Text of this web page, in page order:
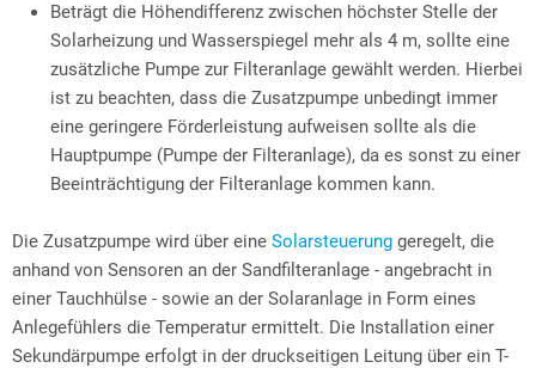
Beträgt die Höhendifferenz zwischen höchster Stelle der
Solarheizung und Wasserspiegel mehr als 4 m, sollte eine
zusätzliche Pumpe zur Filteranlage gewählt werden. Hierbei
ist zu beachten, dass die Zusatzpumpe unbedingt immer
eine geringere Förderleistung aufweisen sollte als die
Hauptpumpe (Pumpe der Filteranlage), da es sonst zu einer
Beeinträchtigung der Filteranlage kommen kann.
Die Zusatzpumpe wird über eine Solarsteuerung geregelt, die
anhand von Sensoren an der Sandfilteranlage - angebracht in
einer Tauchhülse - sowie an der Solaranlage in Form eines
Anlegefühlers die Temperatur ermittelt. Die Installation einer
Sekundärpumpe erfolgt in der druckseitigen Leitung über ein T-